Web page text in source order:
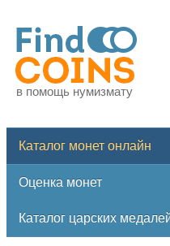
в помощь нумизмату
Каталог монет онлайн
Оценка монет
Каталог царских